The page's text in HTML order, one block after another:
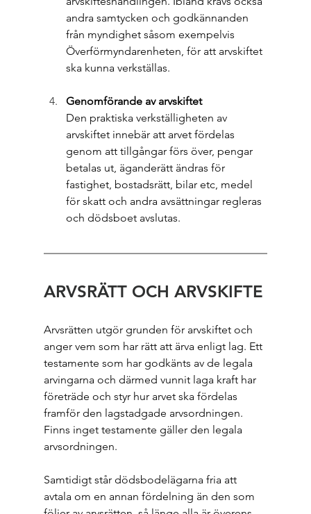
andra samtycken och godkännanden
från myndighet såsom exempelvis
Överförmyndarenheten, för att arvskiftet
ska kunna verkställas.
Genomförande av arvskiftet
Den praktiska verkställigheten av
arvskiftet innebär att arvet fördelas
genom att tillgångar förs över, pengar
betalas ut, äganderätt ändras för
fastighet, bostadsrätt, bilar etc, medel
för skatt och andra avsättningar regleras
och dödsboet avslutas.
ARVSRÄTT OCH ARVSKIFTE
Arvsrätten utgör grunden för arvskiftet och
anger vem som har rätt att ärva enligt lag. Ett
testamente som har godkänts av de legala
arvingarna och därmed vunnit laga kraft har
företräde och styr hur arvet ska fördelas
framför den lagstadgade arvsordningen.
Finns inget testamente gäller den legala
arvsordningen.
Samtidigt står dödsbodelägarna fria att
avtala om en annan fördelning än den som